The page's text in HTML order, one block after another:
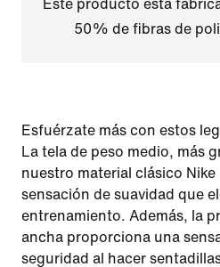
Este producto está
50% de fibras de
Esfuérzate más con estos
La tela de peso medio, más
nuestro material clásico
sensación de suavidad que
entrenamiento. Además, la
ancha proporciona una
seguridad al hacer